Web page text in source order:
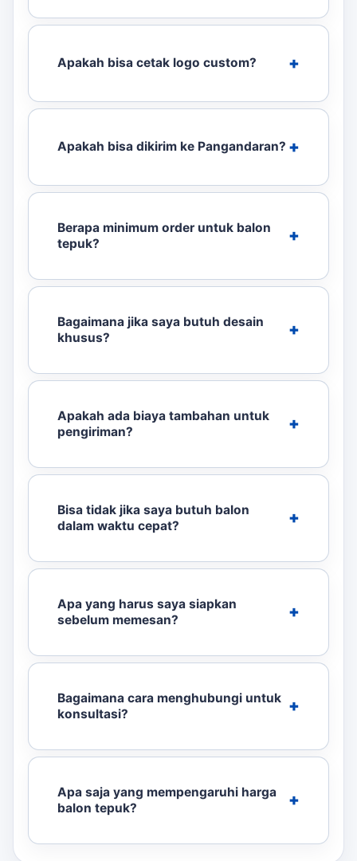
Apakah bisa cetak logo custom?
Apakah bisa dikirim ke Pangandaran?
Berapa minimum order untuk balon
tepuk?
Bagaimana jika saya butuh desain
khusus?
Apakah ada biaya tambahan untuk
pengiriman?
Bisa tidak jika saya butuh balon
dalam waktu cepat?
Apa yang harus saya siapkan
sebelum memesan?
Bagaimana cara menghubungi untuk
konsultasi?
Apa saja yang mempengaruhi harga
balon tepuk?